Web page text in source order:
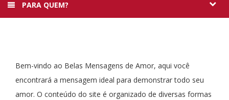
PARA QUEM?
Bem-vindo ao Belas Mensagens de Amor, aqui você
encontrará a mensagem ideal para demonstrar todo seu
amor. O conteúdo do site é organizado de diversas formas